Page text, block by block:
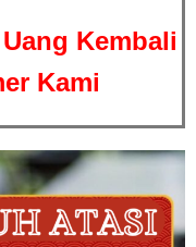
Kembali
Kami